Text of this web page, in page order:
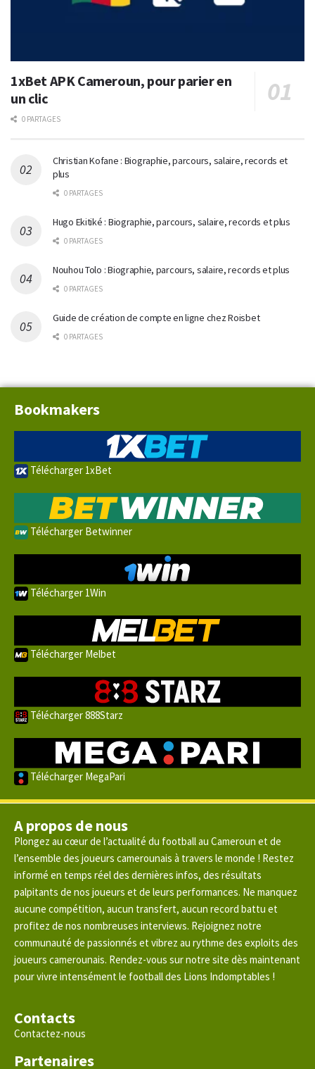
1xBet APK Cameroun, pour parier en
un clic
0 PARTAGES
Christian Kofane : Biographie, parcours, salaire, records et
plus
0 PARTAGES
Hugo Ekitiké : Biographie, parcours, salaire, records et plus
0 PARTAGES
Nouhou Tolo : Biographie, parcours, salaire, records et plus
0 PARTAGES
Guide de création de compte en ligne chez Roisbet
0 PARTAGES
Bookmakers
Télécharger 1xBet
Télécharger Betwinner
Télécharger 1Win
Télécharger Melbet
Télécharger 888Starz
Télécharger MegaPari
A propos de nous
Plongez au cœur de l’actualité du football au Cameroun et de
l’ensemble des joueurs camerounais à travers le monde ! Restez
informé en temps réel des dernières infos, des résultats
palpitants de nos joueurs et de leurs performances. Ne manquez
aucune compétition, aucun transfert, aucun record battu et
profitez de nos nombreuses interviews. Rejoignez notre
communauté de passionnés et vibrez au rythme des exploits des
joueurs camerounais. Rendez-vous sur notre site dès maintenant
pour vivre intensément le football des Lions Indomptables !
Contacts
Contactez-nous
Partenaires